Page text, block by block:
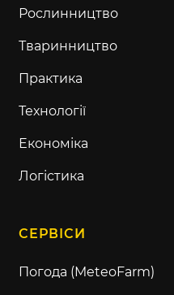
Рослинництво
Тваринництво
Практика
Технології
Економіка
Логістика
СЕРВІСИ
Погода (MeteoFarm)